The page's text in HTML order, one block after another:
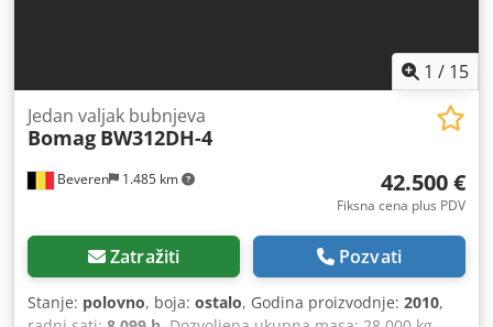
1 / 15
Beveren 1.485 km
Jedan valjak bubnjeva
Bomag BW312DH-4
42.500 €
Fiksna cena plus PDV
Zatražiti Pozvati
Stanje: polovno, boja: ostalo, Godina proizvodnje: 2010,